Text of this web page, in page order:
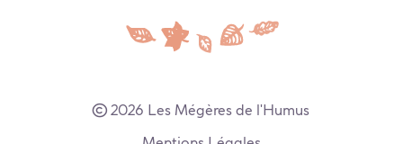
2026 Les Mégères de l'Humus